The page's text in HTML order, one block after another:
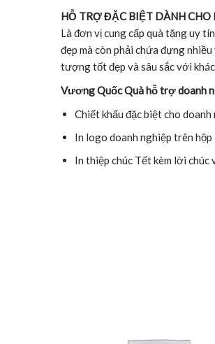
HỖ TRỢ ĐẶC BIỆT DÀNH
Là đơn vị cung cấp quà tặng uy
đẹp mà còn phải chứa đựng
tượng tốt đẹp và sâu sắc với
Vương Quốc Quà hỗ trợ doanh
Chiết khấu đặc biệt cho doanh
In logo doanh nghiệp trên hộp
In thiệp chúc Tết kèm lời chúc